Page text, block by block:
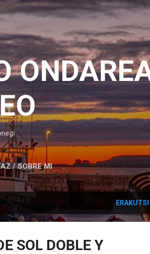
/ SOBRE MI
SOL DOBLE Y